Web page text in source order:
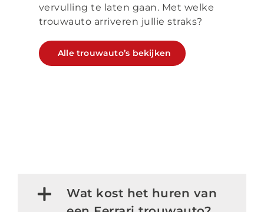
vervulling te laten gaan. Met welke
trouwauto arriveren jullie straks?
Alle trouwauto’s bekijken
Wat kost het huren van